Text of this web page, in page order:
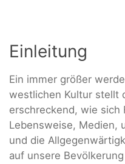
Einleitung
Ein immer größer
westlichen Kultur stellt
erschreckend, wie sich
Lebensweise, Medien,
und die
auf unsere